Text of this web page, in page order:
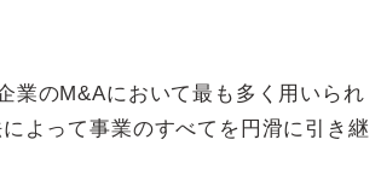
業のM&Aにおいて最も多く用いられ
よって事業のすべてを円滑に引き継